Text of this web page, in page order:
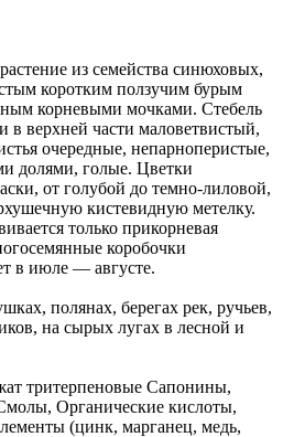
из семейства синюховых,
коротким ползучим бурым
корневыми мочками. Стебель
в верхней части маловетвистый,
очередные, непарноперистые,
долями, голые. Цветки
от голубой до темно-лиловой,
кистевидную метелку.
только прикорневая
коробочки
в июле — августе.
полянах, берегах рек, ручьев,
на сырых лугах в лесной и
тритерпеновые Сапонины,
Органические кислоты,
(цинк, марганец, медь,